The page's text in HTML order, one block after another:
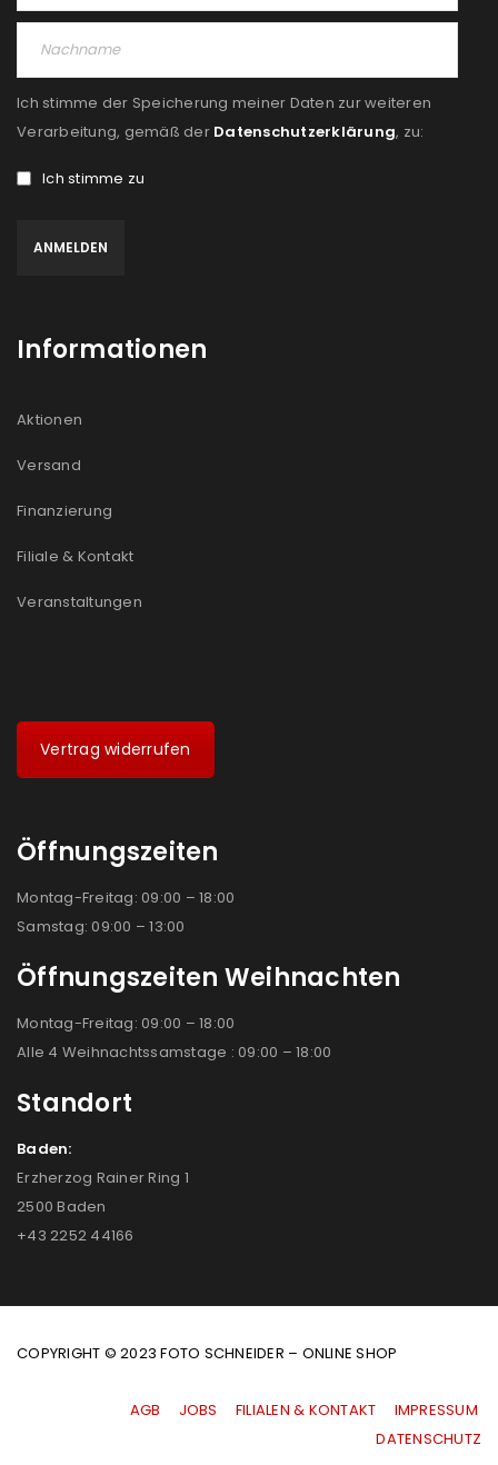
Ich stimme der Speicherung meiner Daten zur weiteren
Verarbeitung, gemäß der Datenschutzerklärung, zu:
Ich stimme zu
Informationen
Aktionen
Versand
Finanzierung
Filiale & Kontakt
Veranstaltungen
Vertrag widerrufen
Öffnungszeiten
Montag-Freitag: 09:00 – 18:00
Samstag: 09:00 – 13:00
Öffnungszeiten Weihnachten
Montag-Freitag: 09:00 – 18:00
Alle 4 Weihnachtssamstage : 09:00 – 18:00
Standort
Baden:
Erzherzog Rainer Ring 1
2500 Baden
+43 2252 44166
COPYRIGHT © 2023 FOTO SCHNEIDER – ONLINE SHOP
AGB JOBS FILIALEN & KONTAKT
IMPRESSUM
|DATENSCHUTZ